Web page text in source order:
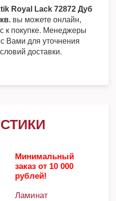
Royal Lack 72872 Дуб
вы можете онлайн,
к покупке. Менеджеры
Вами для уточнения
доставки.
Минимальный
заказ от 10 000
рублей!
Ламинат